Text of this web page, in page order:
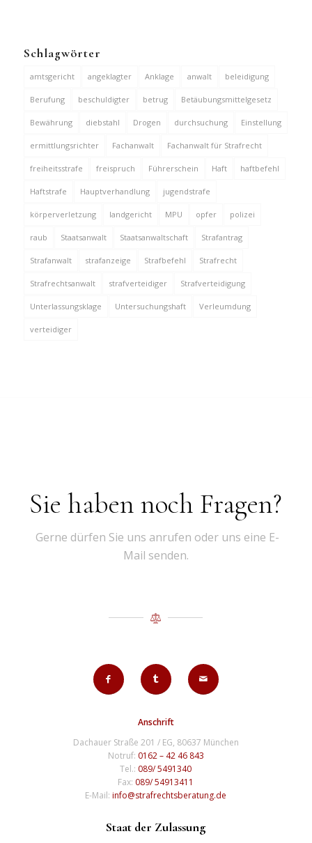
Schlagwörter
amtsgericht angeklagter Anklage anwalt beleidigung
Berufung beschuldigter betrug Betäubungsmittelgesetz
Bewährung diebstahl Drogen durchsuchung Einstellung
ermittlungsrichter Fachanwalt Fachanwalt für Strafrecht
freiheitsstrafe freispruch Führerschein Haft haftbefehl
Haftstrafe Hauptverhandlung jugendstrafe
körperverletzung landgericht MPU opfer polizei
raub Staatsanwalt Staatsanwaltschaft Strafantrag
Strafanwalt strafanzeige Strafbefehl Strafrecht
Strafrechtsanwalt strafverteidiger Strafverteidigung
Unterlassungsklage Untersuchungshaft Verleumdung
verteidiger
Sie haben noch Fragen?
Gerne dürfen Sie uns anrufen oder uns eine E-
Mail senden.
Anschrift
Dachauer Straße 201 / EG, 80637 München
Notruf: 0162 – 42 46 843
Tel.: 089/ 5491340
Fax: 089/ 54913411
E-Mail:info@strafrechtsberatung.de
Staat der Zulassung